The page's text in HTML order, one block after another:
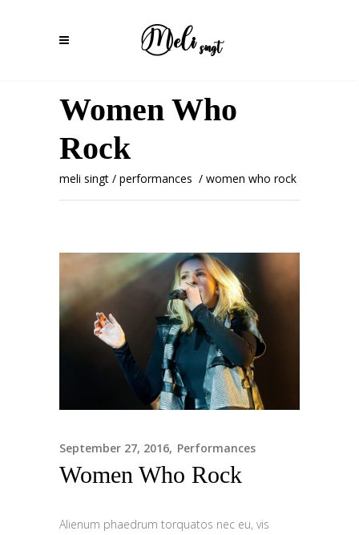
Women Who
Rock
meli singt / performances / women who rock
September 27, 2016 Performances
Women Who Rock
Alienum phaedrum torquatos nec eu, vis